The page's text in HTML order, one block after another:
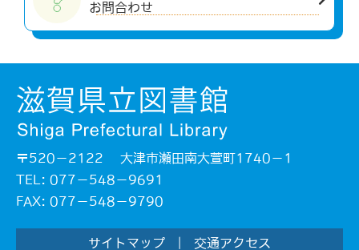
お問合わせ
〒520－2122 大津市瀬田南大萱町1740－1
TEL: 077－548－9691
FAX: 077－548－9790
サイトマップ 交通アクセス